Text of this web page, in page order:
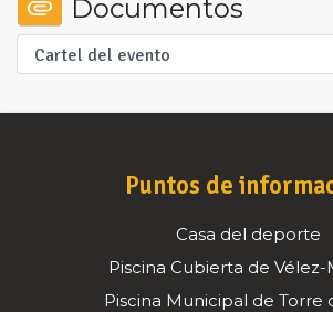
Documentos
Cartel del evento
Puntos de
Casa del deporte
Piscina Cubierta de Vélez-
Piscina Municipal de Torre